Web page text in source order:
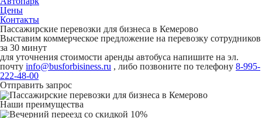
Цены
Контакты
Пассажирские перевозки для бизнеса в Кемерово
Выставим коммерческое предложение на перевозку сотрудников
за 30 минут
для уточнения стоимости аренды автобуса напишите на эл.
почту info@busforbisiness.ru , либо позвоните по телефону 8-995-
222-48-00
Отправить запрос
Наши преимущества